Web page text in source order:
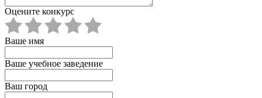
Оцените конкурс
Ваше имя
Ваше учебное заведение
Ваш город